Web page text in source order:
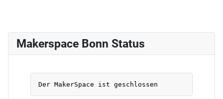
Makerspace Bonn Status